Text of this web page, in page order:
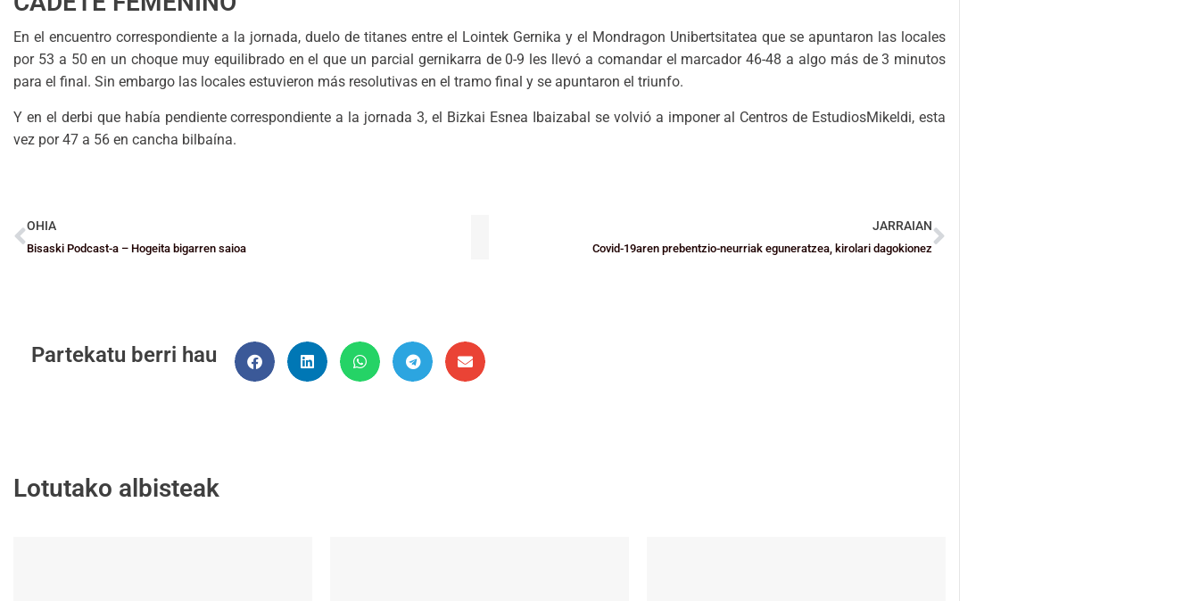
En el encuentro correspondiente a la jornada, duelo de titanes entre el Lointek Gernika y el Mondragon Unibertsitatea que se apuntaron las locales
por 53 a 50 en un choque muy equilibrado en el que un parcial gernikarra de 0-9 les llevó a comandar el marcador 46-48 a algo más de 3 minutos
para el final. Sin embargo las locales estuvieron más resolutivas en el tramo final y se apuntaron el triunfo.
Y en el derbi que había pendiente correspondiente a la jornada 3, el Bizkai Esnea Ibaizabal se volvió a imponer al Centros de EstudiosMikeldi, esta
vez por 47 a 56 en cancha bilbaína.
OHIA
Bisaski Podcast-a – Hogeita bigarren saioa
JARRAIAN
Covid-19aren prebentzio-neurriak eguneratzea, kirolari dagokionez
Partekatu berri hau
Lotutako albisteak